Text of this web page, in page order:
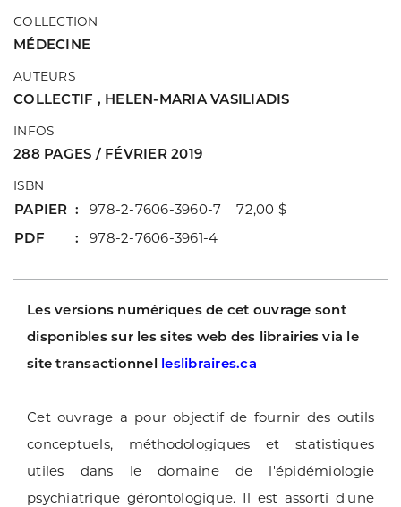
COLLECTION
MÉDECINE
AUTEURS
COLLECTIF , HELEN-MARIA VASILIADIS
INFOS
288 PAGES / FÉVRIER 2019
ISBN
PAPIER
978-2-7606-3960-7 72,00 $
PDF
978-2-7606-3961-4
Les versions numériques de cet ouvrage sont
disponibles sur les sites web des librairies via le
site transactionnel leslibraires.ca
Cet ouvrage a pour objectif de fournir des outils
conceptuels, méthodologiques et statistiques
utiles dans le domaine de l'épidémiologie
psychiatrique gérontologique. Il est assorti d'une